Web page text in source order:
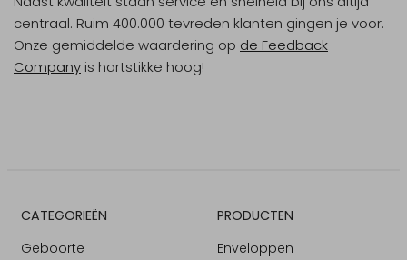
centraal. Ruim 400.000 tevreden klanten gingen je voor.
Onze gemiddelde waardering op de Feedback
Company is hartstikke hoog!
CATEGORIEËN
Geboorte
PRODUCTEN
Enveloppen